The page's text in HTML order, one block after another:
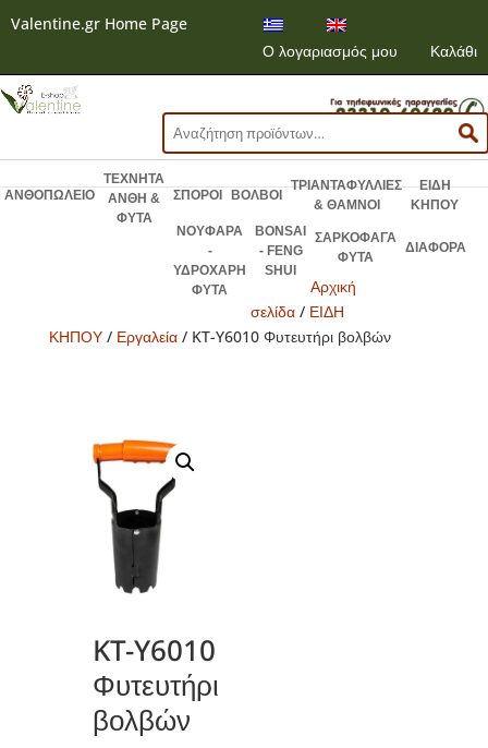
Valentine.gr Home Page
Ο λογαριασμός μου
Καλάθι
Αναζήτηση
για:
ΑΝΘΟΠΩΛΕΙΟ
ΤΕΧΝΗΤΑ
ΑΝΘΗ &
ΦΥΤΑ
ΣΠΟΡΟΙ ΒΟΛΒΟΙ
ΤΡΙΑΝΤΑΦΥΛΛΙΕΣ
& ΘΑΜΝΟΙ
ΕΙΔΗ
ΚΗΠΟΥ
ΝΟΥΦΑΡΑ
-
ΥΔΡΟΧΑΡΗ
ΦΥΤΑ
BONSAI
- FENG
SHUI
ΣΑΡΚΟΦΑΓΑ
ΦΥΤΑ
ΔΙΑΦΟΡΑ
Αρχική
σελίδα / ΕΙΔΗ
ΚΗΠΟΥ/ Εργαλεία/ KT-Y6010 Φυτευτήρι βολβών
KT-Y6010
Φυτευτήρι
βολβών